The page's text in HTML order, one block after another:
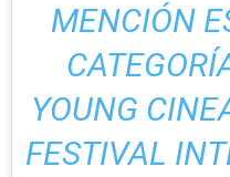
MENCIÓN
YOUNG
FESTIVAL